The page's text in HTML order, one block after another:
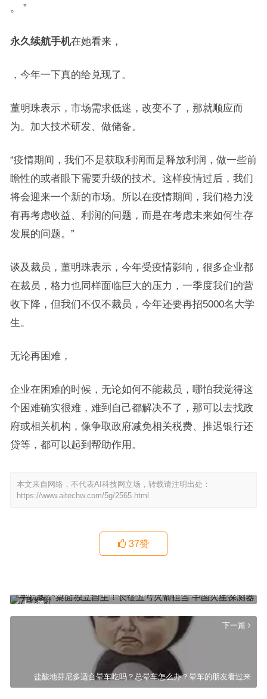
。 ”
永久续航手机在她看来，
，今年一下真的给兑现了。​​​​
董明珠表示，市场需求低迷，改变不了，那就顺应而
为。加大技术研发、做储备。
“疫情期间，我们不是获取利润而是释放利润，做一些前
瞻性的或者眼下需要升级的技术。这样疫情过后，我们
将会迎来一个新的市场。所以在疫情期间，我们格力没
有再考虑收益、利润的问题，而是在考虑未来如何生存
发展的问题。”
谈及裁员，董明珠表示，今年受疫情影响，很多企业都
在裁员，格力也同样面临巨大的压力，一季度我们的营
收下降，但我们不仅不裁员，今年还要再招5000名大学
生。
无论再困难，
企业在困难的时候，无论如何不能裁员，哪怕我觉得这
个困难确实很难，难到自己都解决不了，那可以去找政
府或相关机构，像争取政府减免相关税费、推迟银行还
贷等，都可以起到帮助作用。
本文来自网络，不代表AI科技网立场，转载请注明出处：
https://www.aitechw.com/5g/2565.html
37赞
上一篇
手机多个桌面独立自主！长征五号火箭担当 中国火星探测器7月发射
下一篇
盐酸地芬尼多适合晕车吃吗？总晕车怎么办？晕车的朋友看过来